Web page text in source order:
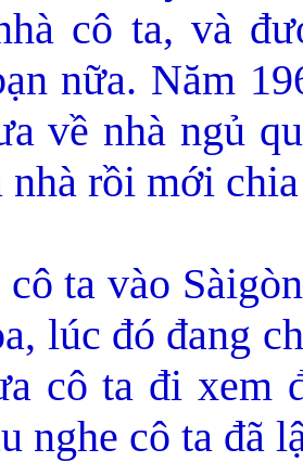
cô ta, và
nữa. Năm
về nhà ngủ
nhà rồi mới
cô ta vào
lúc đó đang
cô ta đi xem
nghe cô ta đã